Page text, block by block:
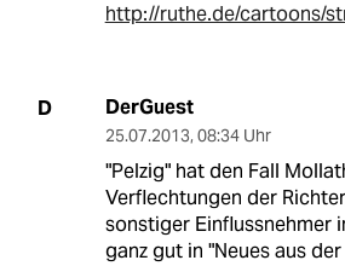
http://ruthe.de/cartoons/
D DerGuest
25.07.2013, 08:34 Uhr
"Pelzig" hat den Fall
Verflechtungen der
sonstiger Einflussnehmer
ganz gut in "Neues aus